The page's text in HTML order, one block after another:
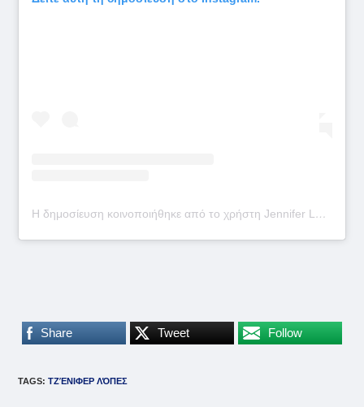
Η δημοσίευση κοινοποιήθηκε από το χρήστη Jennifer Lopez (@jlo)
Share Tweet Follow
TAGS:ΤΖΈΝΙΦΕΡ ΛΌΠΕΣ